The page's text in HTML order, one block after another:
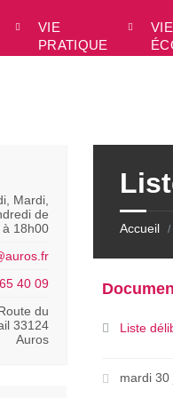
VIE
PRATIQUE
VIE
Accueil /
Liste
mardi 30
Mardi,
de
à 18h00
40 09
du
33124
Auros